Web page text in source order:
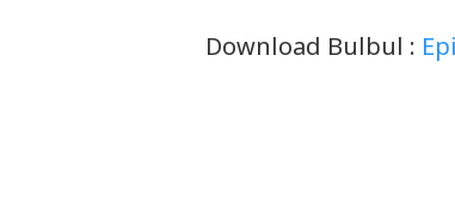
Download Bulbul :